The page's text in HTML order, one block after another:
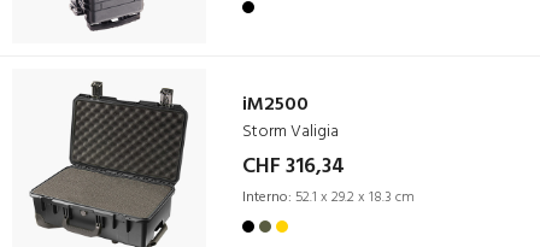
iM2500
Storm Valigia
CHF 316,34
Interno: 52.1 x 29.2 x 18.3 cm